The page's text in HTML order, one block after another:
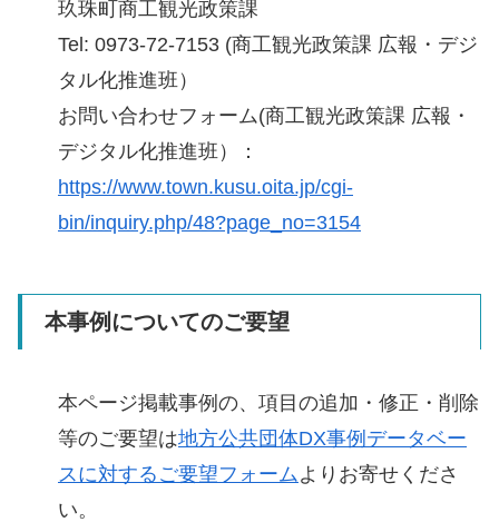
玖珠町商工観光政策課
Tel: 0973-72-7153 (商工観光政策課 広報・デジ
タル化推進班）
お問い合わせフォーム(商工観光政策課 広報・
デジタル化推進班）：
https://www.town.kusu.oita.jp/cgi-
bin/inquiry.php/48?page_no=3154
本事例についてのご要望
本ページ掲載事例の、項目の追加・修正・削除
等のご要望は地方公共団体DX事例データベー
スに対するご要望フォームよりお寄せくださ
い。